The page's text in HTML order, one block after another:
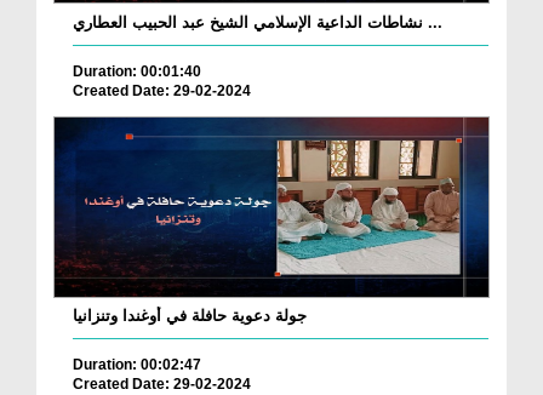
نشاطات الداعية الإسلامي الشيخ عبد الحبيب العطاري ...
Duration: 00:01:40
Created Date: 29-02-2024
جولة دعوية حافلة في أوغندا وتنزانيا
Duration: 00:02:47
Created Date: 29-02-2024